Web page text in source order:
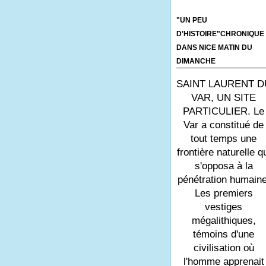
"UN PEU
D'HISTOIRE"CHRONIQUE
DANS NICE MATIN DU
DIMANCHE
SAINT LAURENT
VAR, UN SITE
PARTICULIER. Le
Var a constitué de
tout temps une
frontière naturelle
s'opposa à la
pénétration
Les premiers
vestiges
mégalithiques,
témoins d'une
civilisation où
l'homme apprenait